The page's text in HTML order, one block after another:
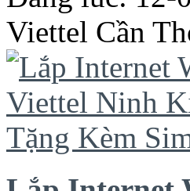
Viettel Cần